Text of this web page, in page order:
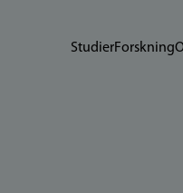
StudierForskning